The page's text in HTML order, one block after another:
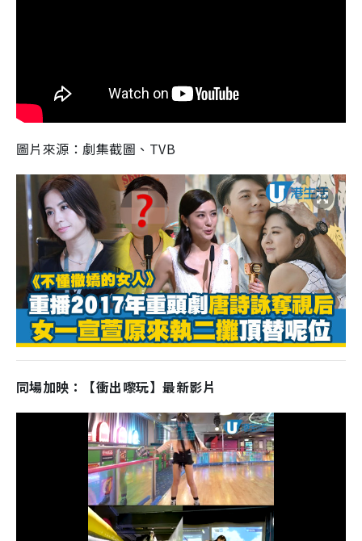
圖片來源：劇集截圖、TVB
同場加映：【衝出嚟玩】最新影片